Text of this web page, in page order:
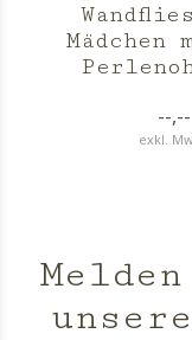
Mädchen
--,--
exkl.